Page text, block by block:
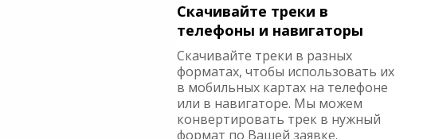
Скачивайте треки в
телефоны и навигаторы
Скачивайте треки в разных
форматах, чтобы использовать их
в мобильных картах на телефоне
или в навигаторе. Мы можем
конвертировать трек в нужный
формат по Вашей заявке.